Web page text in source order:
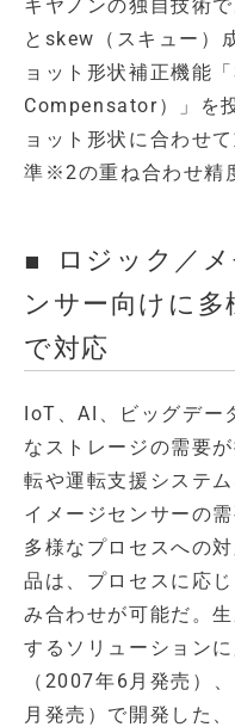
キヤノンの独自技術
とskew（スキュー）
ョット形状補正機能
Compensator）」を
ョット形状に合わせ
準※2の重ね合わせ精
■ ロジック／メ
ンサー向けに
で対応
IoT、AI、ビッグデー
なストレージの需要
転や運転支援システ
イメージセンサーの
多様なプロセスへの
品は、プロセスに応
み合わせが可能だ。
するソリューション
（2007年6月発売）
月発売）で開発した